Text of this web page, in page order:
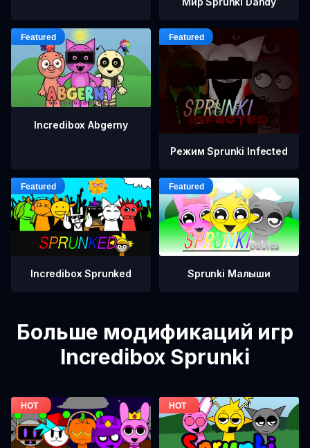
Incredibox Abgerny
Режим Sprunki Infected
Incredibox Sprunked Sprunki Малыши
Больше модификаций игр
Incredibox Sprunki